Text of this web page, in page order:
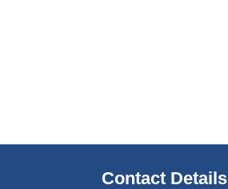
Contact Details